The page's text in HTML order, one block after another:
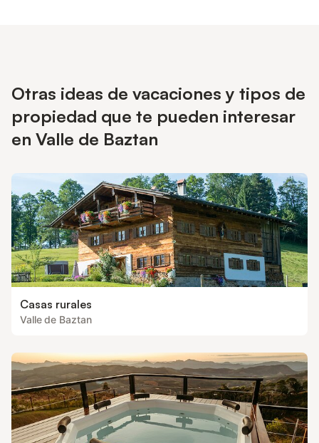
Otras ideas de vacaciones y tipos de
propiedad que te pueden interesar
en Valle de Baztan
Casas rurales
Valle de Baztan